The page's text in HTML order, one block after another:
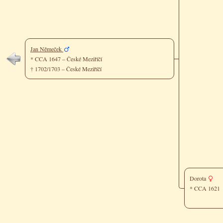
Jan Němeček
* CCA 1647 – České Meziříčí
† 1702/1703 – České Meziříčí
Dorota
* CCA 1621